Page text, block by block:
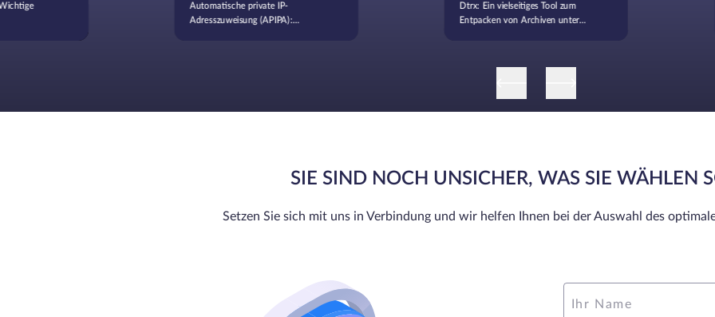
Automatische private IP-
Adresszuweisung (APIPA):
Dtrx: Ein vielseitiges Tool zum
Entpacken von Archiven unter
SIE SIND NOCH UNSICHER, WAS SIE WÄHLEN
Setzen Sie sich mit uns in Verbindung und wir helfen Ihnen bei der Auswahl des
Ihr Name